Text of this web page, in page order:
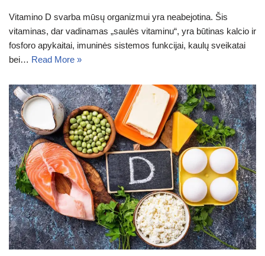
Vitamino D svarba mūsų organizmui yra neabejotina. Šis
vitaminas, dar vadinamas „saulės vitaminu“, yra būtinas kalcio ir
fosforo apykaitai, imuninės sistemos funkcijai, kaulų sveikatai
bei… Read More »